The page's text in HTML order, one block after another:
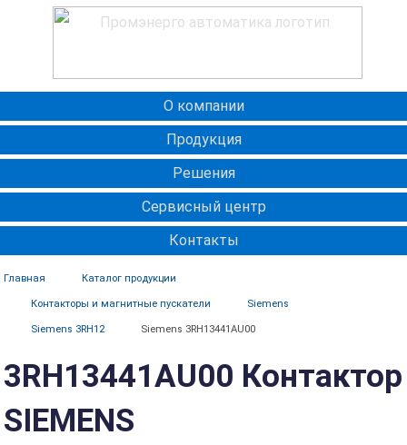
О компании
Продукция
Решения
Сервисный центр
Контакты
Главная Каталог продукции
Контакторы и магнитные пускатели Siemens
Siemens 3RH12 Siemens 3RH13441AU00
3RH13441AU00 Контактор
SIEMENS